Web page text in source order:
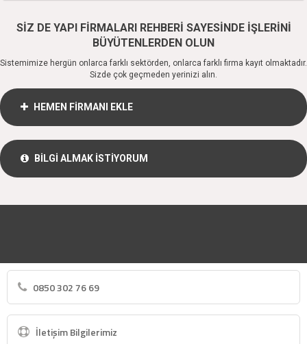
SİZ DE YAPI FİRMALARI REHBERİ SAYESİNDE İŞLERİNİ
BÜYÜTENLERDEN OLUN
Sistemimize hergün onlarca farklı sektörden, onlarca farklı firma kayıt olmaktadır.
Sizde çok geçmeden yerinizi alın.
HEMEN FİRMANI EKLE
BİLGİ ALMAK İSTİYORUM
0850 302 76 69
İletişim Bilgilerimiz